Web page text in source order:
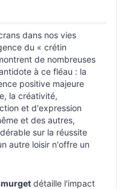
dans nos vies
du « crétin
de nombreuses
à ce fléau : la
positive majeure
la créativité,
et d'expression
et des autres,
sur la réussite
autre loisir n'offre un
détaille l'impact